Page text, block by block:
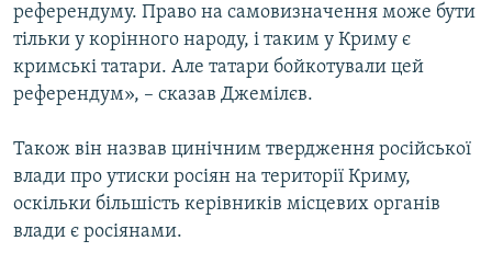
Усі сайти RFE/RL
референдуму. Право на самовизначення може бути
тільки у корінного народу, і таким у Криму є
кримські татари. Але татари бойкотували цей
референдум», – сказав Джемілєв.
Також він назвав цинічним твердження російської
влади про утиски росіян на території Криму,
оскільки більшість керівників місцевих органів
влади є росіянами.